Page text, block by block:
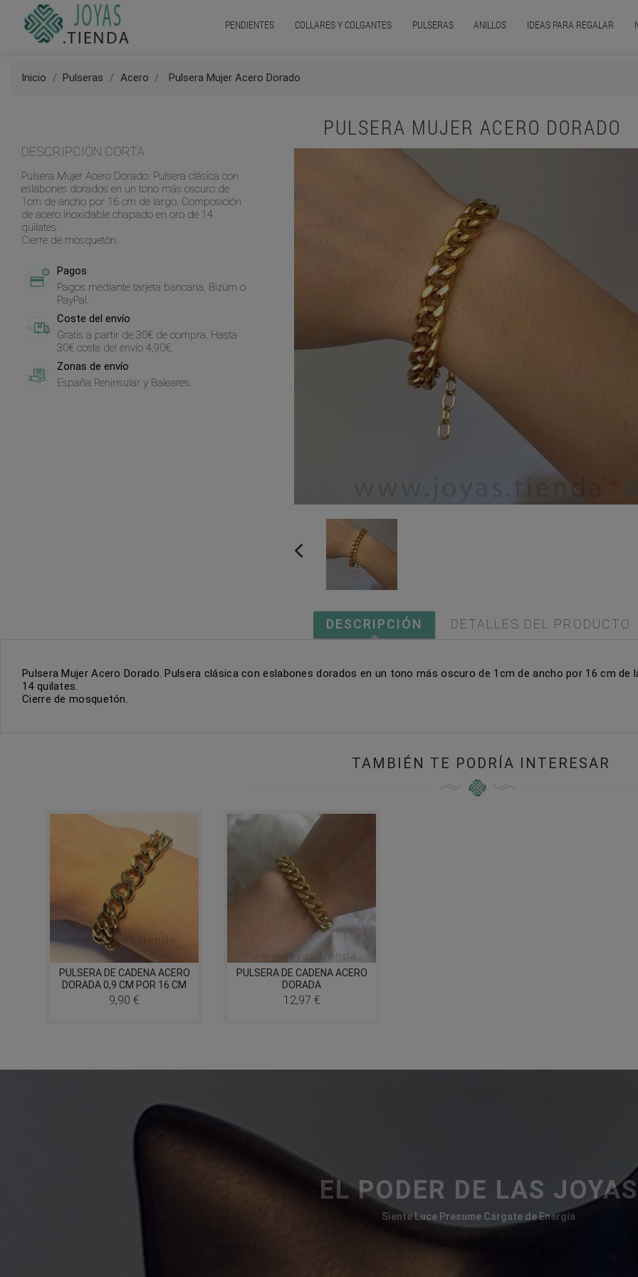
PENDIENTES COLLARES Y COLGANTES PULSERAS ANILLOS IDEAS PARA REGALAR
Inicio Pulseras Acero Pulsera Mujer Acero Dorado
DESCRIPCIÓN CORTA
Pulsera Mujer Acero Dorado. Pulsera clásica con
eslabones dorados en un tono más oscuro de
1cm de ancho por 16 cm de largo. Composición
de acero inoxidable chapado en oro de 14
quilates.
Cierre de mosquetón.
Pagos
Pagos mediante tarjeta bancaria, Bizum o
PayPal.
Coste del envío
Gratis a partir de 30€ de compra. Hasta
30€ coste del envío 4,90€.
Zonas de envío
España Peninsular y Baleares.
PULSERA MUJER ACERO DORADO
DESCRIPCIÓN DETALLES DEL PRODUCTO
Pulsera Mujer Acero Dorado. Pulsera clásica con eslabones dorados en un tono más oscuro de 1cm de ancho por 16 cm
14 quilates.
Cierre de mosquetón.
TAMBIÉN TE PODRÍA INTERESAR
PULSERA DE CADENA ACERO
DORADA 0,9 CM POR 16 CM
Precio
9,90 €
PULSERA DE CADENA ACERO
DORADA
Precio
12,97 €
EL PODER DE LAS JOYAS
Siente Luce Presume Cárgate de Energía